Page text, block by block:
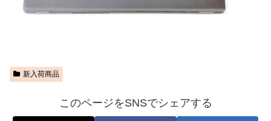
新入荷商品
このページをSNSでシェアする